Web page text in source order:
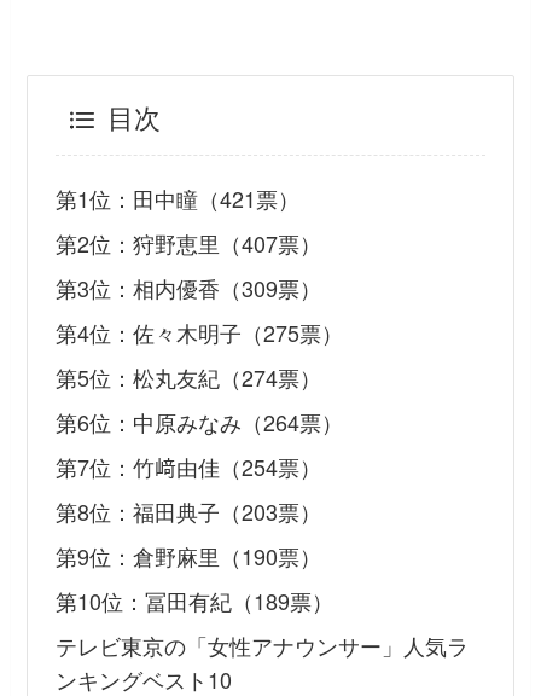
目次
第1位：田中瞳（421票）
第2位：狩野恵里（407票）
第3位：相内優香（309票）
第4位：佐々木明子（275票）
第5位：松丸友紀（274票）
第6位：中原みなみ（264票）
第7位：竹﨑由佳（254票）
第8位：福田典子（203票）
第9位：倉野麻里（190票）
第10位：冨田有紀（189票）
テレビ東京の「女性アナウンサー」人気ラ
ンキングベスト10